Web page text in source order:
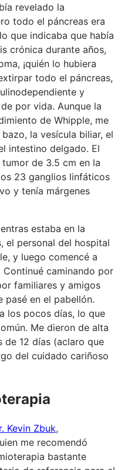
revelado la
todo el páncreas era
que indicaba que había
crónica durante años,
¡quién lo hubiera
todo el páncreas,
y
por vida. Aunque la
de Whipple, me
la vesícula biliar, el
intestino delgado. El
de 3.5 cm en la
23 ganglios linfáticos
y tenía márgenes
estaba en la
el personal del hospital
y luego comencé a
caminando por
familiares y amigos
en el pabellón.
los pocos días, lo que
Me dieron de alta
de 12 días (aclaro que
del cuidado cariñoso
Kevin Zbuk,
me recomendó
bastante